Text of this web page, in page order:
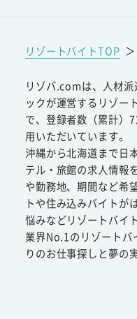
リゾートバイトTOP ＞
リゾバ.comは、人材
ックが運営するリゾー
で、登録者数（累計）
用いただいています。
沖縄から北海道まで日
テル・旅館の求人情報
や勤務地、期間など希
トや住み込みバイトが
悩みなどリゾートバイ
業界No.1のリゾートバ
りのお仕事探しと夢の